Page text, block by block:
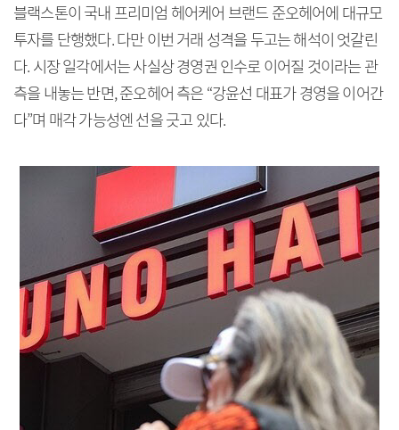
블랙스톤이 국내 프리미엄 헤어케어 브랜드 준오헤어에 대규모
투자를 단행했다. 다만 이번 거래 성격을 두고는 해석이 엇갈린
다. 시장 일각에서는 사실상 경영권 인수로 이어질 것이라는 관
측을 내놓는 반면, 준오헤어 측은 “강윤선 대표가 경영을 이어간
다”며 매각 가능성엔 선을 긋고 있다.